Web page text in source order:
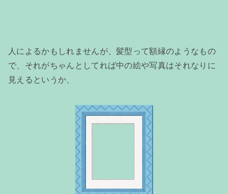
人によるかもしれませんが、髪型って額縁のようなもの
で、それがちゃんとしてれば中の絵や写真はそれなりに
見えるというか、